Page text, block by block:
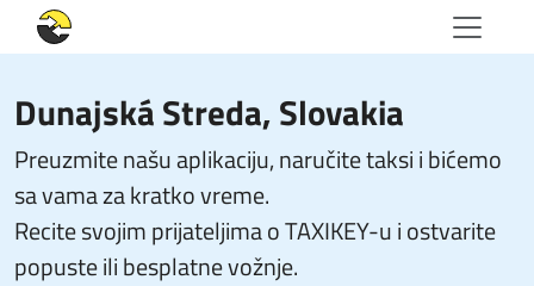
Dunajská Streda, Slovakia
Preuzmite našu aplikaciju, naručite taksi i bićemo
sa vama za kratko vreme.
Recite svojim prijateljima o TAXIKEY-u i ostvarite
popuste ili besplatne vožnje.